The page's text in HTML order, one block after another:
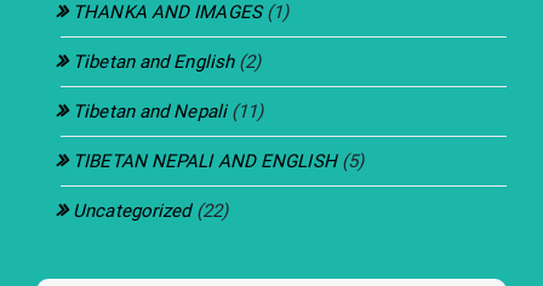
THANKA AND IMAGES(1)
Tibetan and English(2)
Tibetan and Nepali(11)
TIBETAN NEPALI AND ENGLISH(5)
Uncategorized(22)